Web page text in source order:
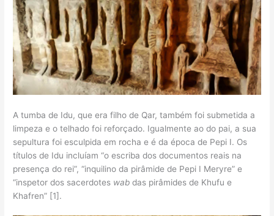
A tumba de Idu, que era filho de Qar, também foi submetida a
limpeza e o telhado foi reforçado. Igualmente ao do pai, a sua
sepultura foi esculpida em rocha e é da época de Pepi I. Os
títulos de Idu incluíam “o escriba dos documentos reais na
presença do rei”, “inquilino da pirâmide de Pepi I Meryre” e
“inspetor dos sacerdotes wab das pirâmides de Khufu e
Khafren” [1].